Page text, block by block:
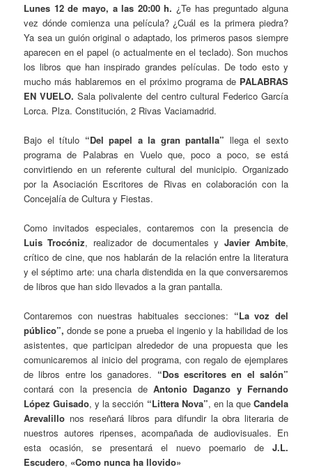
Lunes 12 de mayo, a las 20:00 h. ¿Te has preguntado alguna
vez dónde comienza una película? ¿Cuál es la primera piedra?
Ya sea un guión original o adaptado, los primeros pasos siempre
aparecen en el papel (o actualmente en el teclado). Son muchos
los libros que han inspirado grandes películas. De todo esto y
mucho más hablaremos en el próximo programa de PALABRAS
EN VUELO.Sala polivalente del centro cultural Federico García
Lorca. Plza. Constitución, 2 Rivas Vaciamadrid.
Bajo el título “Del papel a la gran pantalla” llega el sexto
programa de Palabras en Vuelo que, poco a poco, se está
convirtiendo en un referente cultural del municipio. Organizado
por la Asociación Escritores de Rivas en colaboración con la
Concejalía de Cultura y Fiestas.
Como invitados especiales, contaremos con la presencia de
Luis Trocóniz, realizador de documentales y Javier Ambite,
crítico de cine, que nos hablarán de la relación entre la literatura
y el séptimo arte: una charla distendida en la que conversaremos
de libros que han sido llevados a la gran pantalla.
Contaremos con nuestras habituales secciones: “La voz del
público”, donde se pone a prueba el ingenio y la habilidad de los
asistentes, que participan alrededor de una propuesta que les
comunicaremos al inicio del programa, con regalo de ejemplares
de libros entre los ganadores. “Dos escritores en el salón”
contará con la presencia de Antonio Daganzo y Fernando
López Guisado, y la sección “Littera Nova”, en la que Candela
Arevalillo nos reseñará libros para difundir la obra literaria de
nuestros autores ripenses, acompañada de audiovisuales. En
esta ocasión, se presentará el nuevo poemario de J.L.
Escudero, «Como nunca ha llovido»